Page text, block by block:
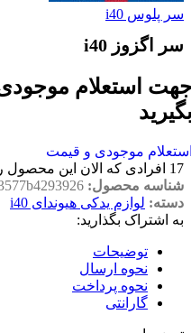
سر پلوس i40
سر اگزوز i40
استعلام
موجودی و قیمت
17 افرادی که الان این محصول
شناسه محصول:
دسته: لوازم یدکی هیوندای i40
به اشتراک بگذارید:
توضیحات
نحوه ارسال
نحوه پرداخت
گارانتی